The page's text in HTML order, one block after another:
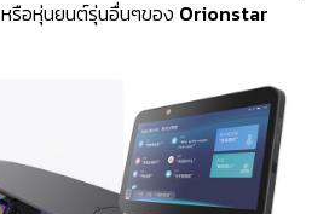
หรือหุ่นยนต์รุ่นอื่นๆของ Orionstar